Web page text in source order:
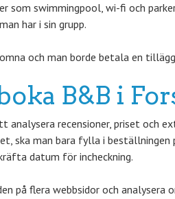
som swimmingpool, wi-fi och
har i sin grupp.
och man borde betala en
B&B i
recensioner, priset och
ska man bara fylla i beställningen
datum för incheckning.
på flera webbsidor och